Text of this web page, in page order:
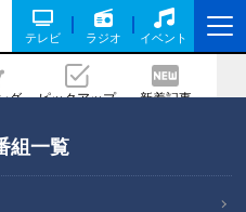
テレビ ラジオ イベント
グ ピックアップ 新着記事
組一覧
で奮闘の超お値